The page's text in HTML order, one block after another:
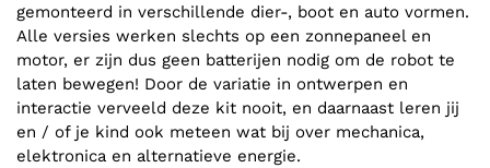
gemonteerd in verschillende dier-, boot en auto vormen.
Alle versies werken slechts op een zonnepaneel en
motor, er zijn dus geen batterijen nodig om de robot te
laten bewegen! Door de variatie in ontwerpen en
interactie verveeld deze kit nooit, en daarnaast leren jij
en / of je kind ook meteen wat bij over mechanica,
elektronica en alternatieve energie.